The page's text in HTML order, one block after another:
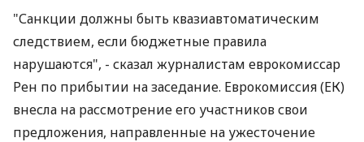
"Санкции должны быть квазиавтоматическим
следствием, если бюджетные правила
нарушаются", - сказал журналистам еврокомиссар
Рен по прибытии на заседание. Еврокомиссия (ЕК)
внесла на рассмотрение его участников свои
предложения, направленные на ужесточение